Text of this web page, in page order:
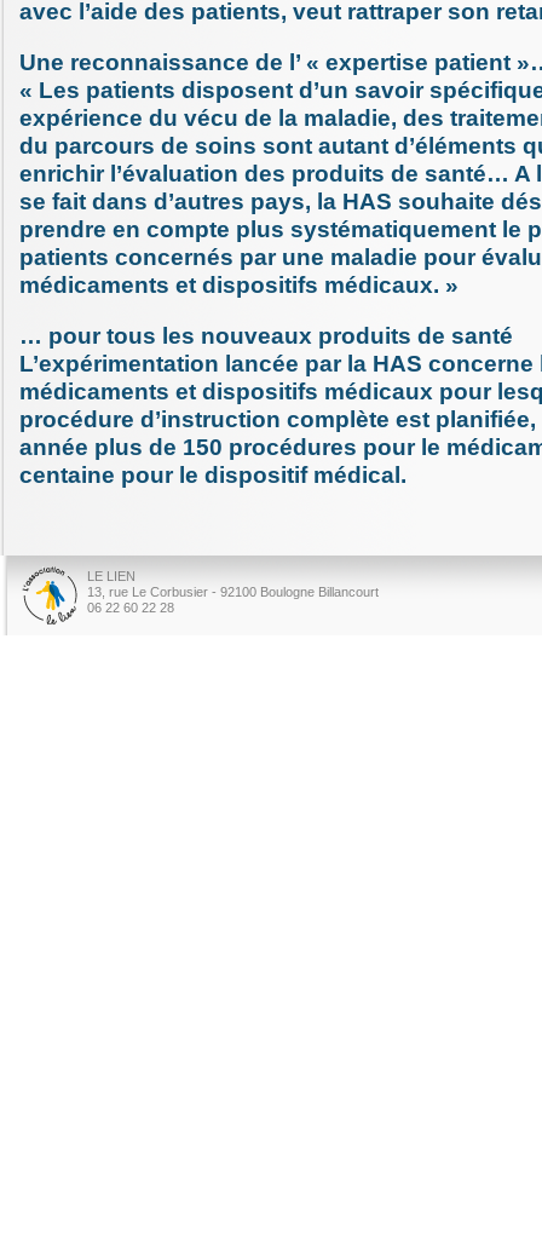
avec l’aide des patients, veut rattraper son
Une reconnaissance de l’ « expertise patient
« Les patients disposent d’un savoir
expérience du vécu de la maladie, des
du parcours de soins sont autant d’éléments
enrichir l’évaluation des produits de santé… A
se fait dans d’autres pays, la HAS souhaite
prendre en compte plus systématiquement le
patients concernés par une maladie pour
médicaments et dispositifs médicaux. »
… pour tous les nouveaux produits de santé
L’expérimentation lancée par la HAS concerne
médicaments et dispositifs médicaux pour
procédure d’instruction complète est
année plus de 150 procédures pour le
centaine pour le dispositif médical.
LE LIEN
13, rue Le Corbusier - 92100 Boulogne Billancourt
06 22 60 22 28